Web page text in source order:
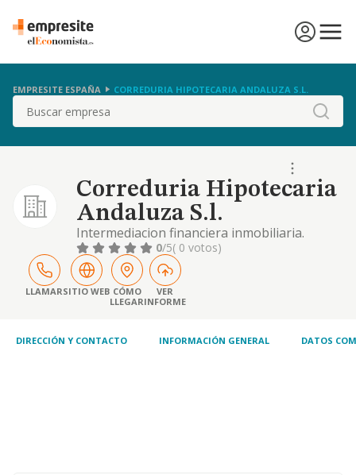
EMPRESITE ESPAÑA CORREDURIA HIPOTECARIA ANDALUZA S.L.
Buscar
Correduria Hipotecaria
Andaluza S.l.
Intermediacion financiera inmobiliaria.
intermediacion comercial. promocion
inmobiliaria. construccion, reparacion y
conservacion de edificios y obras civiles
0/5( 0 votos)
LLAMARSITIO WEB CÓMO
LLEGAR
VER
INFORME
DIRECCIÓN Y CONTACTO INFORMACIÓN GENERAL DATOS